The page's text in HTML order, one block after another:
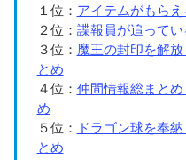
１位： アイテムがもら
２位： 諜報員が追って
３位： 魔王の封印を解
とめ
４位： 仲間情報総まと
め
５位：
ドラゴン球を奉
とめ